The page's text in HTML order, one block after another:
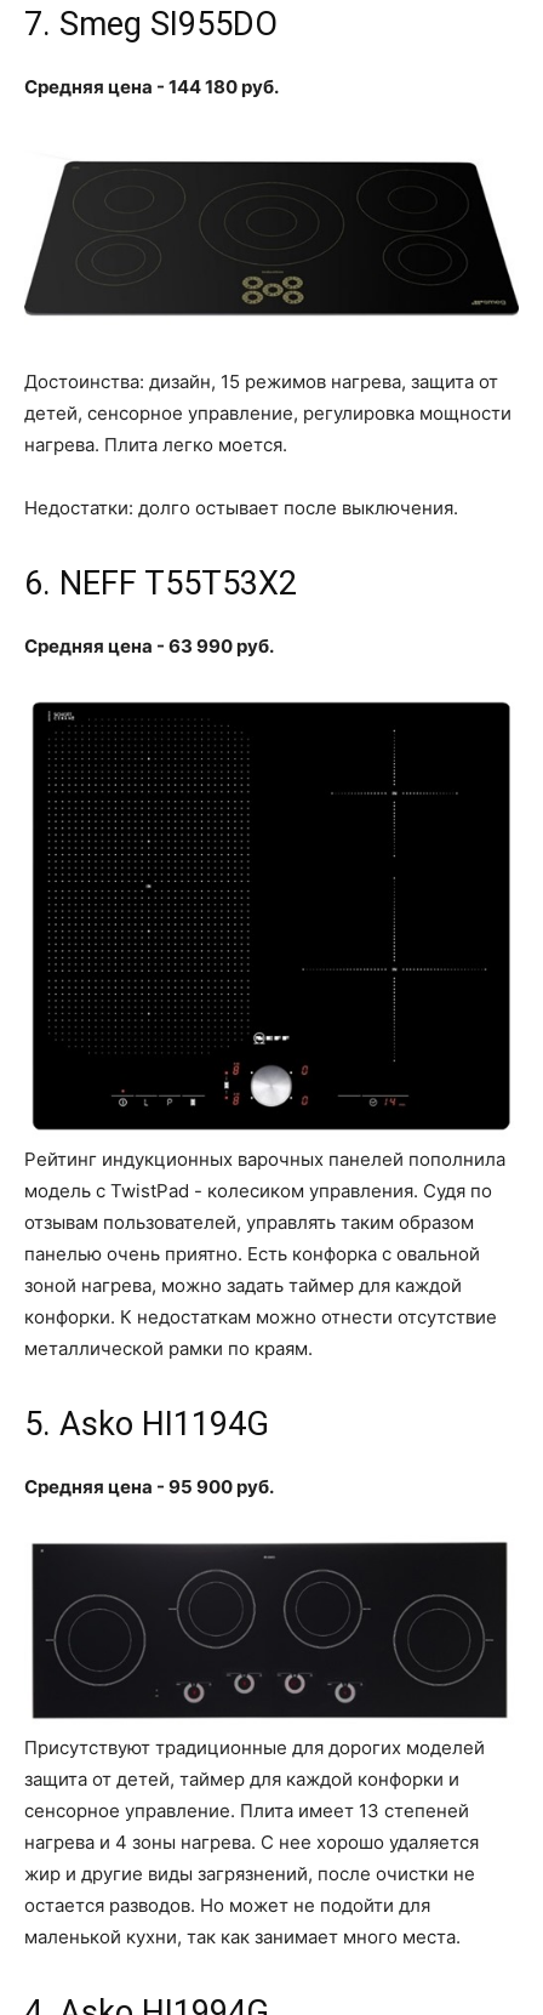
7. Smeg SI955DO
Средняя цена - 144 180 руб.
Достоинства: дизайн, 15 режимов нагрева, защита от
детей, сенсорное управление, регулировка мощности
нагрева. Плита легко моется.
Недостатки: долго остывает после выключения.
6. NEFF T55T53X2
Средняя цена - 63 990 руб.
Рейтинг индукционных варочных панелей пополнила
модель с TwistPad - колесиком управления. Судя по
отзывам пользователей, управлять таким образом
панелью очень приятно. Есть конфорка с овальной
зоной нагрева, можно задать таймер для каждой
конфорки. К недостаткам можно отнести отсутствие
металлической рамки по краям.
5. Asko HI1194G
Средняя цена - 95 900 руб.
Присутствуют традиционные для дорогих моделей
защита от детей, таймер для каждой конфорки и
сенсорное управление. Плита имеет 13 степеней
нагрева и 4 зоны нагрева. С нее хорошо удаляется
жир и другие виды загрязнений, после очистки не
остается разводов. Но может не подойти для
маленькой кухни, так как занимает много места.